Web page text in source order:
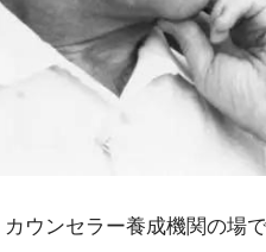
ウンセラー養成機関の場